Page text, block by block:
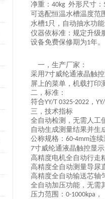
净重： 40kg 外形尺寸：
可选配恒温水槽温度范
水槽1只，自动抽水功能
仪器依标准：规定升级
设备免费保修期为1年。
一， 生产厂家：
采用7寸威纶通液晶触
屏上的菜单，机载打印
二， 标准：
符合YY/T 0325-2022 ，
三， 技术指标
全自动检测，无需人工
自动生成测量结果并生
公称规格： 60-4mm连续
7寸威纶通液晶触控显
高精度电机全自动行走
高精度全自动测量导尿
高精度全自动输送芯轴
全自动加压功能，无需
压力范围 ： 0-1000kpa ，